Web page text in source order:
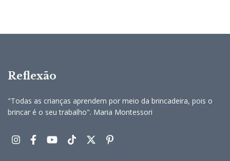
Reflexão
"Todas as crianças aprendem por meio da brincadeira, pois o
brincar é o seu trabalho". Maria Montessori